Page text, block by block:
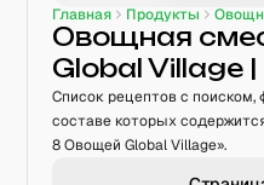
Главная Продукты
Овощная
Global Village
Список рецептов с поиском,
составе которых
8 Овощей Global Village».